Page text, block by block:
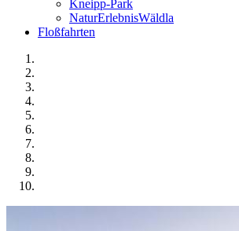
Kneipp-Park
NaturErlebnisWäldla
Floßfahrten